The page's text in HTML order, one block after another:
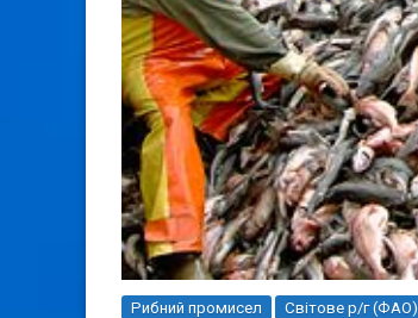
Рибний промисел Світове р/г (ФАО)